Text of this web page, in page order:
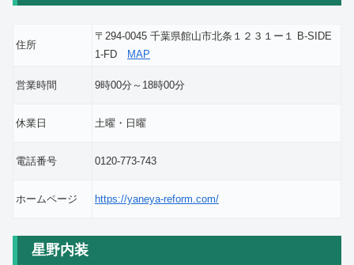
住所
〒294-0045 千葉県館山市北条１２３１ー１ B-SIDE
1-FD
MAP
営業時間 9時00分～18時00分
休業日 土曜・日曜
電話番号 0120-773-743
ホームページ https://yaneya-reform.com/
星野内装